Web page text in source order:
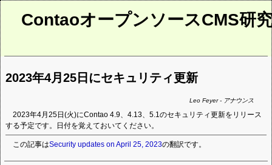
ContaoオープンソースCMS研
2023年4月25日にセキュリティ更新
Leo Feyer - アナウンス
2023年4月25日(火)にContao 4.9、4.13、5.1のセキュリティ更新をリリース
する予定です。日付を覚えておいてください。
この記事はSecurity updates on April 25, 2023の翻訳です。